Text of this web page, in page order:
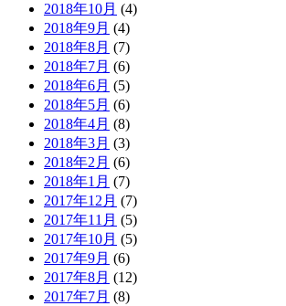
2018年10月 (4)
2018年9月 (4)
2018年8月 (7)
2018年7月 (6)
2018年6月 (5)
2018年5月 (6)
2018年4月 (8)
2018年3月 (3)
2018年2月 (6)
2018年1月 (7)
2017年12月 (7)
2017年11月 (5)
2017年10月 (5)
2017年9月 (6)
2017年8月 (12)
2017年7月 (8)